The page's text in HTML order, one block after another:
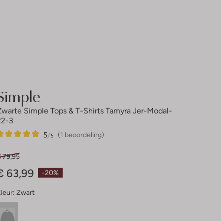
Simple Tops & T-Shirts Tamyra Jer-Modal-
3
(1 beoordeling)
5/5
-20%
79,95
63,99
Zwart